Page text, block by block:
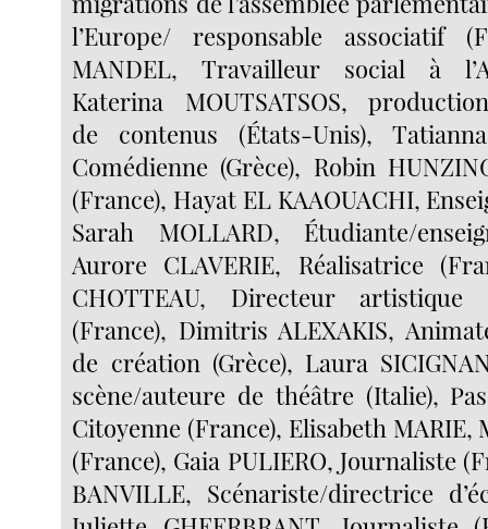
l’Europe/ responsable associatif
MANDEL, Travailleur social à
Katerina MOUTSATSOS,
de contenus (États-Unis),
Comédienne (Grèce), Robin
(France), Hayat EL KAAOUACHI,
Sarah MOLLARD, Étudiante/
Aurore CLAVERIE, Réalisatrice
CHOTTEAU, Directeur
(France), Dimitris ALEXAKIS,
de création (Grèce), Laura
scène/auteure de théâtre (Italie),
Citoyenne (France), Elisabeth MARIE,
(France), Gaia PULIERO, Journaliste
BANVILLE, Scénariste/directrice